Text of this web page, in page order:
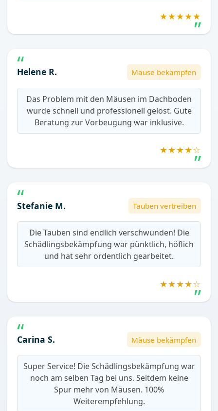
★★★★★
Helene R. Mäuse bekämpfen
Das Problem mit den Mäusen im Dachboden
wurde schnell und professionell gelöst. Gute
Beratung zur Vorbeugung war inklusive.
★★★★☆
Stefanie M. Tauben vertreiben
Die Tauben sind endlich verschwunden! Die
Schädlingsbekämpfung war pünktlich, höflich
und hat sehr ordentlich gearbeitet.
★★★★☆
Carina S. Mäuse bekämpfen
Super Service! Die Schädlingsbekämpfung war
noch am selben Tag bei uns. Seitdem keine
Spur mehr von Mäusen. 100%
Weiterempfehlung.